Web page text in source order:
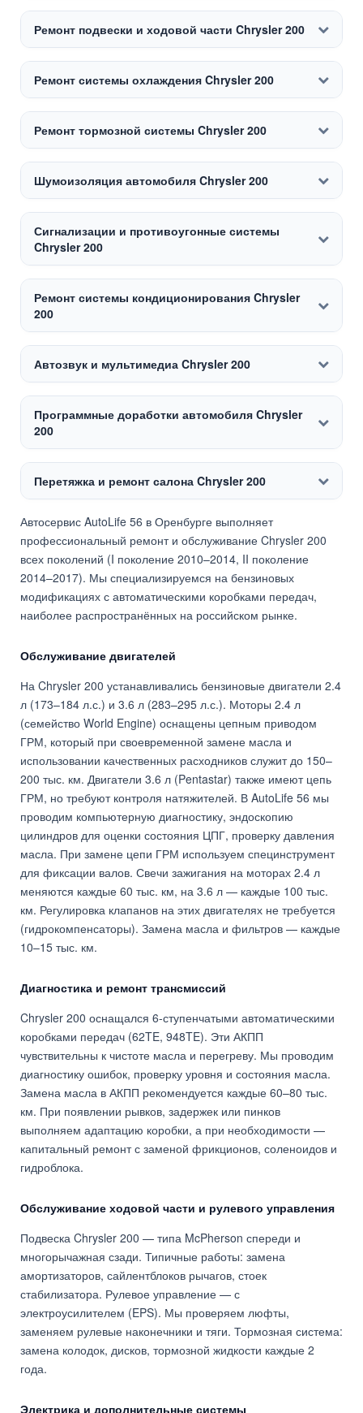
Ремонт подвески и ходовой части Chrysler 200
Ремонт системы охлаждения Chrysler 200
Ремонт тормозной системы Chrysler 200
Шумоизоляция автомобиля Chrysler 200
Сигнализации и противоугонные системы
Chrysler 200
Ремонт системы кондиционирования Chrysler
200
Автозвук и мультимедиа Chrysler 200
Программные доработки автомобиля Chrysler
200
Перетяжка и ремонт салона Chrysler 200
Автосервис AutoLife 56 в Оренбурге выполняет
профессиональный ремонт и обслуживание Chrysler 200
всех поколений (I поколение 2010–2014, II поколение
2014–2017). Мы специализируемся на бензиновых
модификациях с автоматическими коробками передач,
наиболее распространённых на российском рынке.
Обслуживание двигателей
На Chrysler 200 устанавливались бензиновые двигатели 2.4
л (173–184 л.с.) и 3.6 л (283–295 л.с.). Моторы 2.4 л
(семейство World Engine) оснащены цепным приводом
ГРМ, который при своевременной замене масла и
использовании качественных расходников служит до 150–
200 тыс. км. Двигатели 3.6 л (Pentastar) также имеют цепь
ГРМ, но требуют контроля натяжителей. В AutoLife 56 мы
проводим компьютерную диагностику, эндоскопию
цилиндров для оценки состояния ЦПГ, проверку давления
масла. При замене цепи ГРМ используем специнструмент
для фиксации валов. Свечи зажигания на моторах 2.4 л
меняются каждые 60 тыс. км, на 3.6 л — каждые 100 тыс.
км. Регулировка клапанов на этих двигателях не требуется
(гидрокомпенсаторы). Замена масла и фильтров — каждые
10–15 тыс. км.
Диагностика и ремонт трансмиссий
Chrysler 200 оснащался 6-ступенчатыми автоматическими
коробками передач (62TE, 948TE). Эти АКПП
чувствительны к чистоте масла и перегреву. Мы проводим
диагностику ошибок, проверку уровня и состояния масла.
Замена масла в АКПП рекомендуется каждые 60–80 тыс.
км. При появлении рывков, задержек или пинков
выполняем адаптацию коробки, а при необходимости —
капитальный ремонт с заменой фрикционов, соленоидов и
гидроблока.
Обслуживание ходовой части и рулевого управления
Подвеска Chrysler 200 — типа McPherson спереди и
многорычажная сзади. Типичные работы: замена
амортизаторов, сайлентблоков рычагов, стоек
стабилизатора. Рулевое управление — с
электроусилителем (EPS). Мы проверяем люфты,
заменяем рулевые наконечники и тяги. Тормозная система:
замена колодок, дисков, тормозной жидкости каждые 2
года.
Электрика и дополнительные системы